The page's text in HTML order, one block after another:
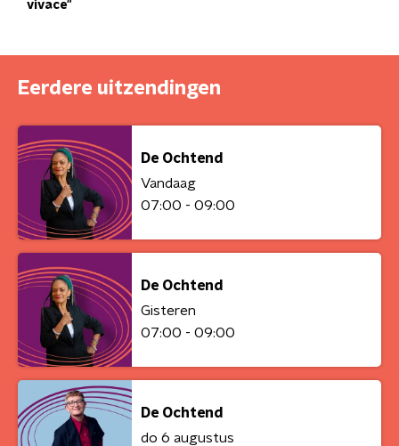
vivace"
Eerdere uitzendingen
De Ochtend
Vandaag
07:00 - 09:00
De Ochtend
Gisteren
07:00 - 09:00
De Ochtend
do 6 augustus